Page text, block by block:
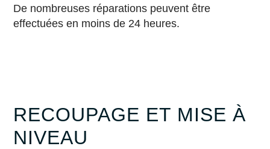
De nombreuses réparations peuvent être
effectuées en moins de 24 heures.
RECOUPAGE ET MISE À
NIVEAU